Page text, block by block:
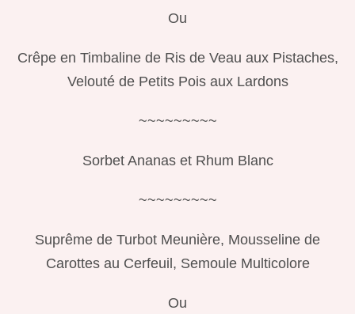
Ou
Crêpe en Timbaline de Ris de Veau aux Pistaches,
Velouté de Petits Pois aux Lardons
~~~~~~~~~
Sorbet Ananas et Rhum Blanc
~~~~~~~~~
Suprême de Turbot Meunière, Mousseline de
Carottes au Cerfeuil, Semoule Multicolore
Ou